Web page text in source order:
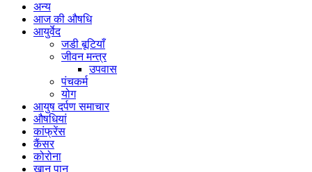
अन्य
आज की औषधि
आयुर्वेद
जडी बूटियाँ
जीवन मन्त्र
उपवास
पंचकर्म
योग
आयुष दर्पण समाचार
औषधियां
कांफ्रेंस
कैंसर
कोरोना
खान पान